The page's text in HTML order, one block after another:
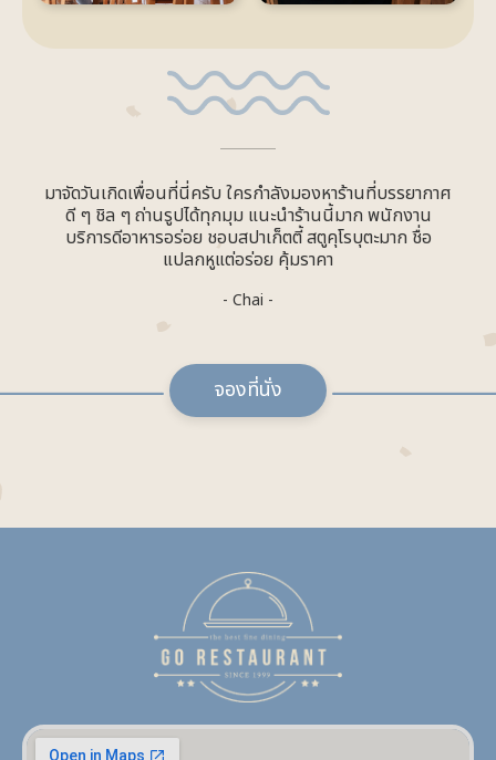
มาจัดวันเกิดเพื่อนที่นี่ครับ ใครกำลังมองหาร้านที่บรรยากาศ
ดี ๆ ชิล ๆ ถ่านรูปได้ทุกมุม แนะนำร้านนี้มาก พนักงาน
บริการดีอาหารอร่อย ชอบสปาเก็ตตี้ สตูคุโรบุตะมาก ชื่อ
แปลกหูแต่อร่อย คุ้มราคา
- Chai -
จองที่นั่ง